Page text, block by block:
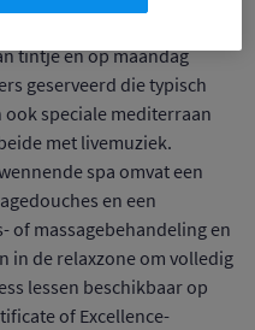
tintje en op maandag
geserveerd die typisch
speciale mediterraan
met livemuziek.
spa omvat een
en een
of massagebehandeling en
in de relaxzone om volledig
lessen beschikbaar op
of Excellence-